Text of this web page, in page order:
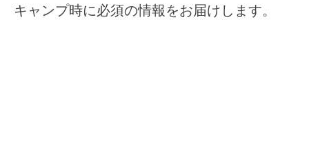
キャンプ時に必須の情報をお届けします。